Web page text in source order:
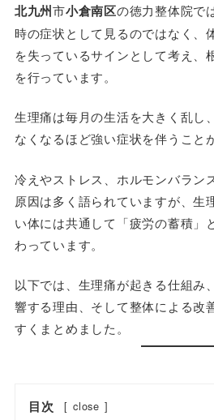
北九州市小倉南区の徳力整体院で
時の症状として見るのではなく、
を失っているサインとして考え、
を行っています。
生理痛は毎月の生活を大きく乱し
なくなるほど強い症状を伴うこと
冷えやストレス、ホルモンバラン
原因は多く語られていますが、生
い体には共通して「疲労の蓄積」
わっています。
以下では、生理痛が起きる仕組み
響する理由、そして整体による改
すくまとめました。
目次 [ close ]